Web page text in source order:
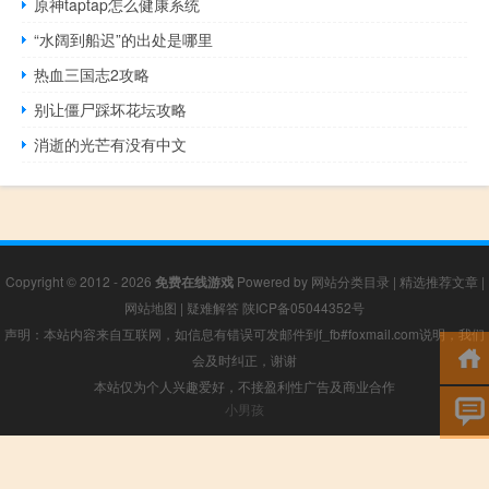
“水阔到船迟”的出处是哪里
热血三国志2攻略
别让僵尸踩坏花坛攻略
消逝的光芒有没有中文
Copyright © 2012 - 2026 免费在线游戏Powered by 网站分类目录 | 精选推荐文章 |
网站地图 | 疑难解答 陕ICP备05044352号
声明：本站内容来自互联网，如信息有错误可发邮件到f_fb#foxmail.com说明，我们
会及时纠正，谢谢
本站仅为个人兴趣爱好，不接盈利性广告及商业合作
小男孩